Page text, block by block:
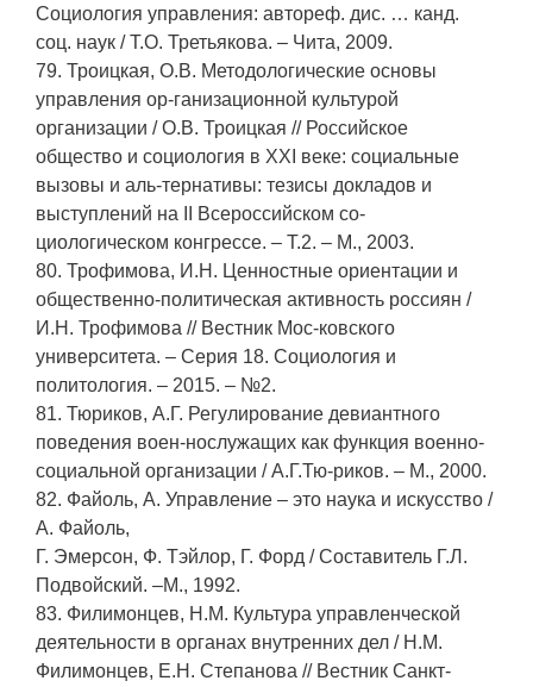
Социология управления: автореф. дис. … канд.
соц. наук / Т.О. Третьякова. – Чита, 2009.
79. Троицкая, О.В. Методологические основы
управления ор-ганизационной культурой
организации / О.В. Троицкая // Российское
общество и социология в ХХI веке: социальные
вызовы и аль-тернативы: тезисы докладов и
выступлений на II Всероссийском со-
циологическом конгрессе. – Т.2. – М., 2003.
80. Трофимова, И.Н. Ценностные ориентации и
общественно-политическая активность россиян /
И.Н. Трофимова // Вестник Мос-ковского
университета. – Серия 18. Социология и
политология. – 2015. – №2.
81. Тюриков, А.Г. Регулирование девиантного
поведения воен-нослужащих как функция военно-
социальной организации / А.Г.Тю-риков. – М., 2000.
82. Файоль, А. Управление – это наука и искусство /
А. Файоль,
Г. Эмерсон, Ф. Тэйлор, Г. Форд / Составитель Г.Л.
Подвойский. –М., 1992.
83. Филимонцев, Н.М. Культура управленческой
деятельности в органах внутренних дел / Н.М.
Филимонцев, Е.Н. Степанова // Вестник Санкт-